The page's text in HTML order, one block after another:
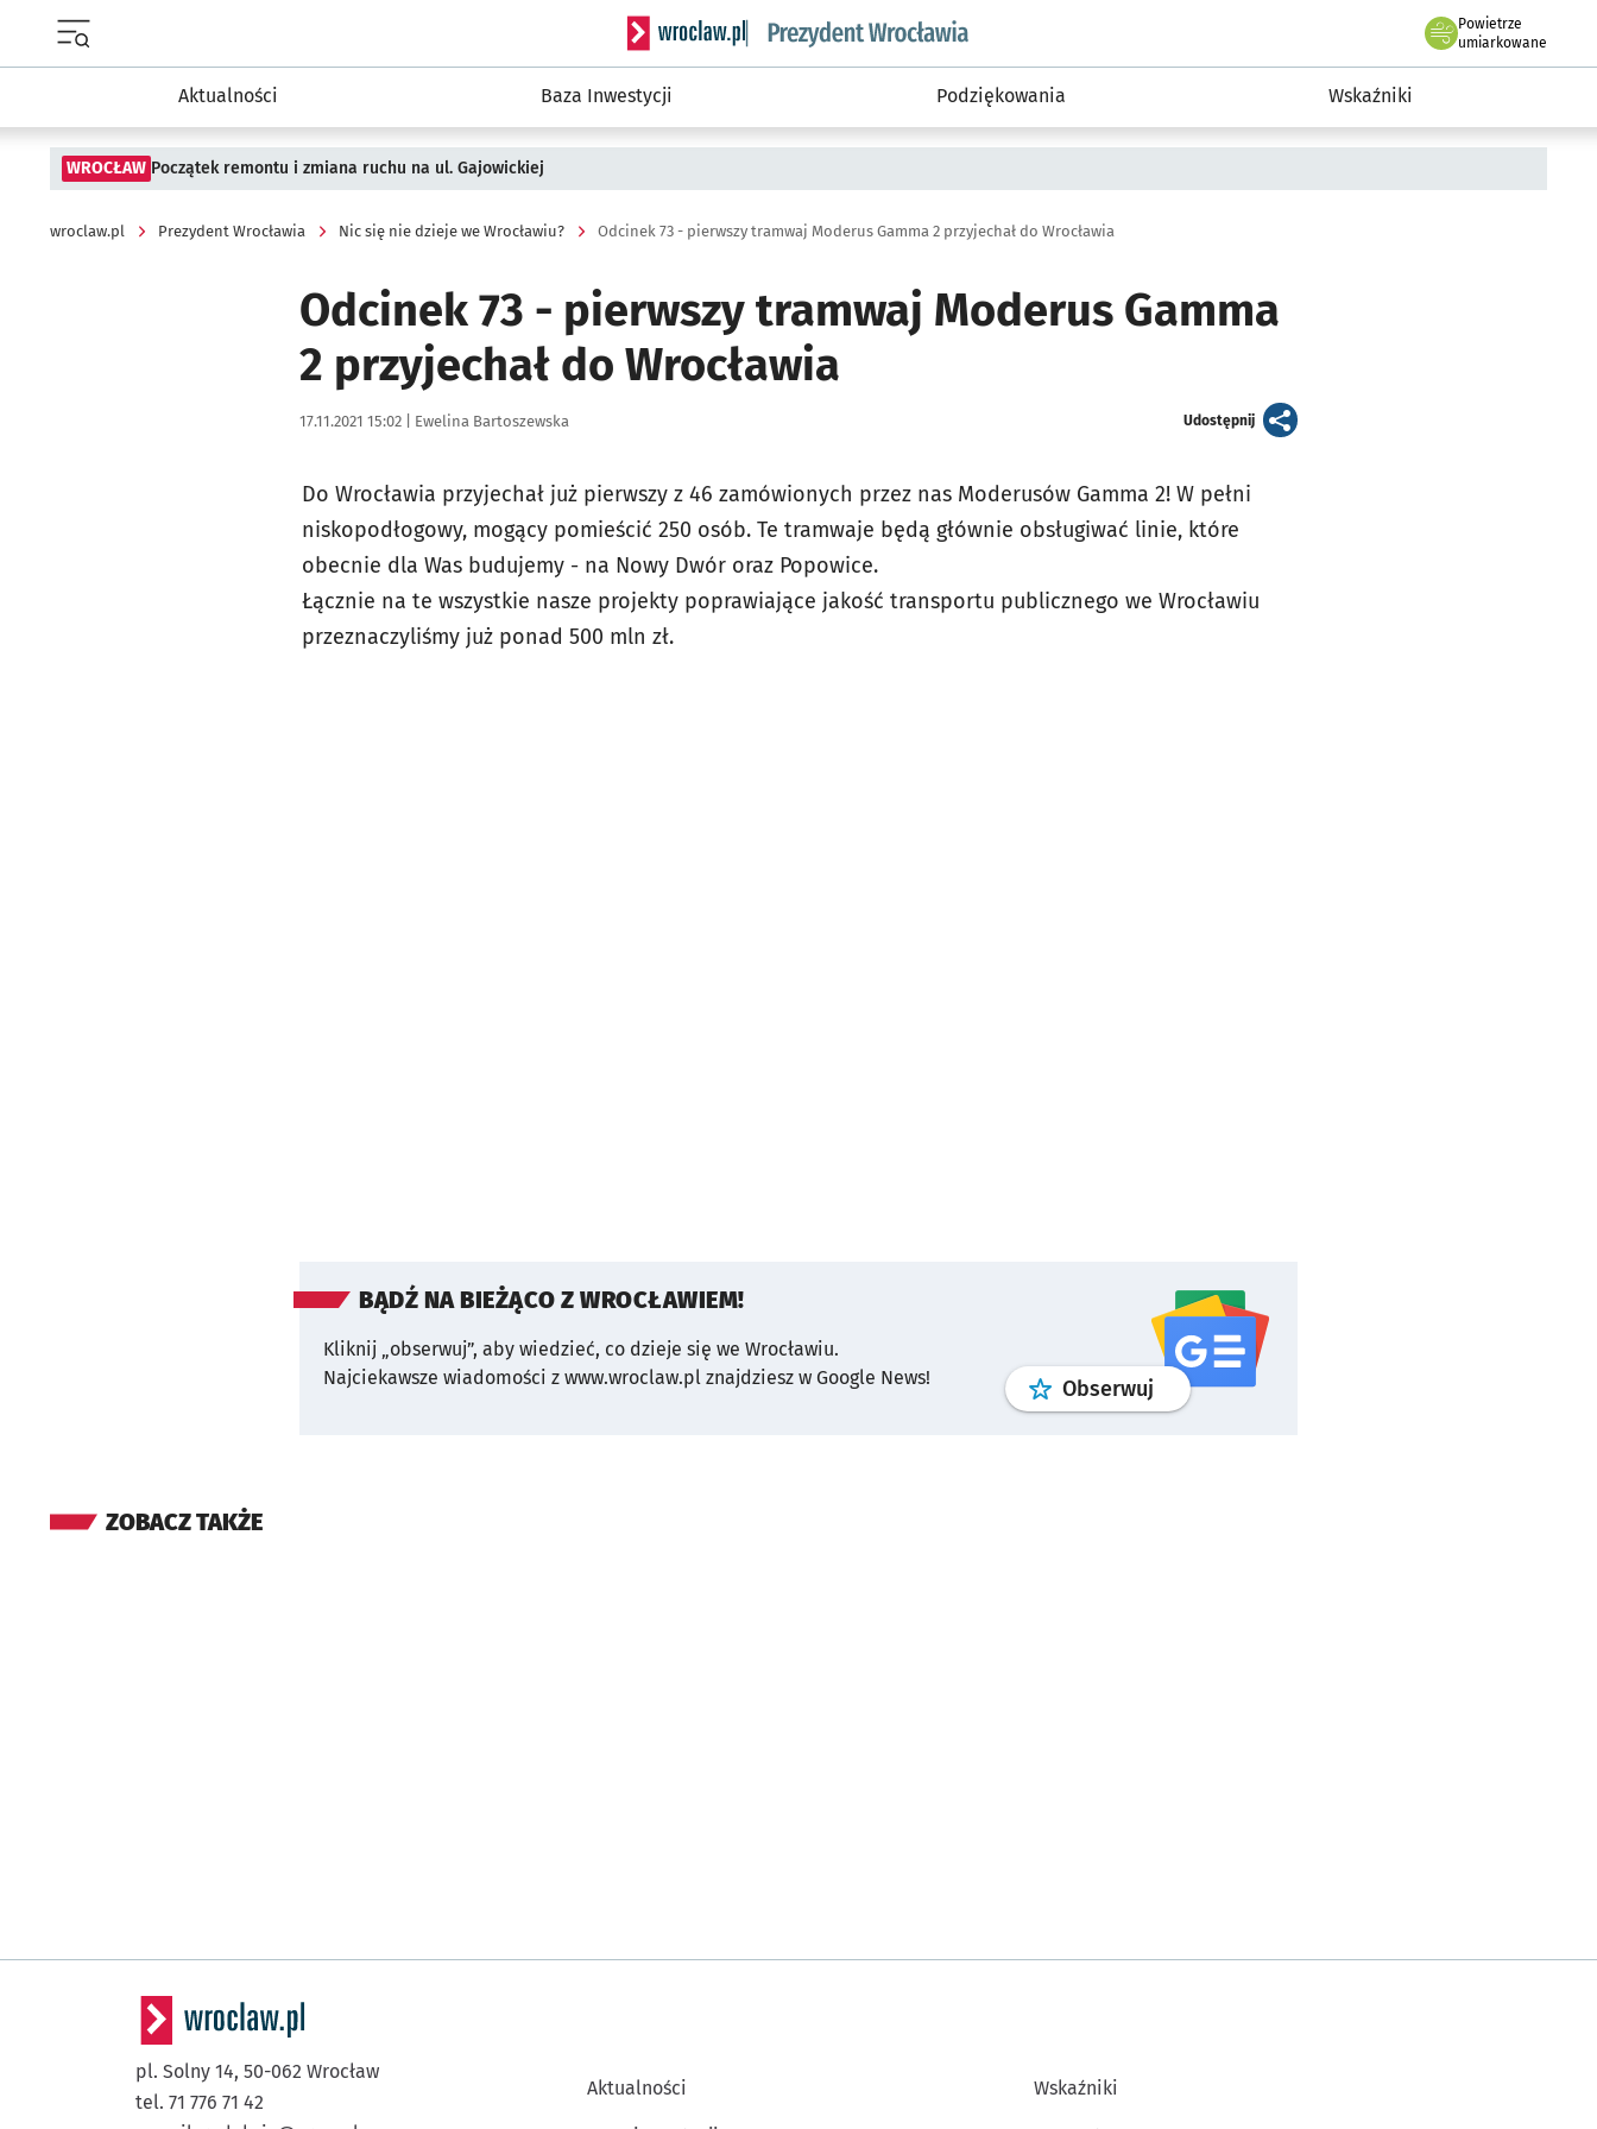
Serwis informacyjny wroclaw.pl podserwis: Prezydent Wrocławia
Powietrze
we Wrocławiu
umiarkowane
Aktualności Baza Inwestycji Podziękowania Wskaźniki
WROCŁAW Początek remontu i zmiana ruchu na ul. Gajowickiej
wroclaw.pl Prezydent Wrocławia Nic się nie dzieje we Wrocławiu? Odcinek 73 - pierwszy tramwaj Moderus Gamma 2 przyjechał do Wrocławia
Odcinek 73 - pierwszy tramwaj Moderus Gamma
2 przyjechał do Wrocławia
Data publikacji:
17.11.2021 15:02 | Autor:
Ewelina Bartoszewska Udostępnijartykuł
Do Wrocławia przyjechał już pierwszy z 46 zamówionych przez nas Moderusów Gamma 2! W pełni
niskopodłogowy, mogący pomieścić 250 osób. Te tramwaje będą głównie obsługiwać linie, które
obecnie dla Was budujemy - na Nowy Dwór oraz Popowice.
Łącznie na te wszystkie nasze projekty poprawiające jakość transportu publicznego we Wrocławiu
przeznaczyliśmy już ponad 500 mln zł.
BĄDŹ NA BIEŻĄCO Z WROCŁAWIEM!
Kliknij „obserwuj”, aby wiedzieć, co dzieje się we Wrocławiu.
Najciekawsze wiadomości z www.wroclaw.pl znajdziesz w Google News!
Obserwuj profilgoogle news
ZOBACZ TAKŻE
pl. Solny 14, 50-062 Wrocław
tel. 71 776 71 42
Aktualności Wskaźniki